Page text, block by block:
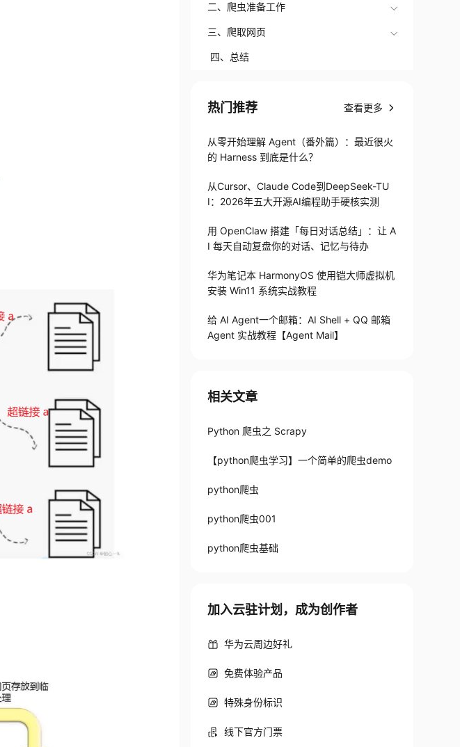
二、爬虫准备工作
三、爬取网页
四、总结
热门推荐 查看更多
从零开始理解 Agent（番外篇）：最近很火
的 Harness 到底是什么？
从Cursor、Claude Code到DeepSeek-TU
I：2026年五大开源AI编程助手硬核实测
用 OpenClaw 搭建「每日对话总结」：让 A
I 每天自动复盘你的对话、记忆与待办
华为笔记本 HarmonyOS 使用铠大师虚拟机
安装 Win11 系统实战教程
给 AI Agent一个邮箱：AI Shell + QQ 邮箱
Agent 实战教程【Agent Mail】
相关文章
Python 爬虫之 Scrapy
【python爬虫学习】一个简单的爬虫demo
python爬虫
python爬虫001
python爬虫基础
加入云驻计划，成为创作者
华为云周边好礼
免费体验产品
特殊身份标识
线下官方门票